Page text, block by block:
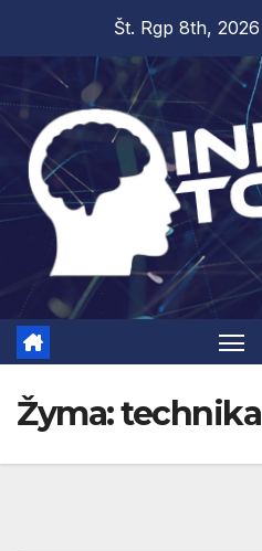
content
Št. Rgp 8th, 2026
Žyma:technika